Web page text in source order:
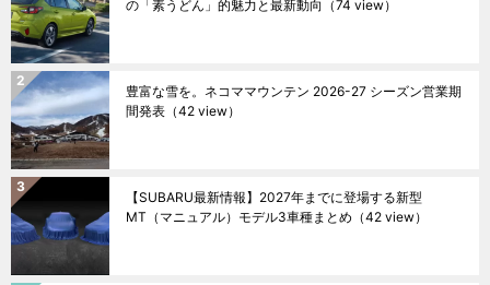
の「素うどん」的魅力と最新動向 （74 view）
豊富な雪を。ネコママウンテン 2026-27 シーズン営業期
間発表 （42 view）
【SUBARU最新情報】2027年までに登場する新型
MT（マニュアル）モデル3車種まとめ （42 view）